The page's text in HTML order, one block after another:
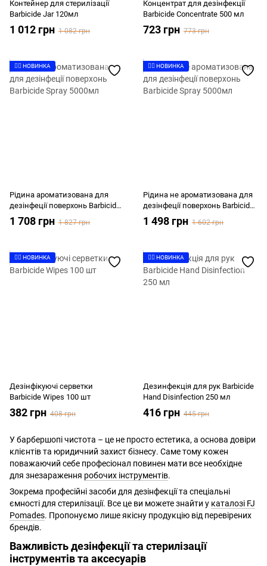
Контейнер для стерилізації
Barbicide Jar 120мл
1 012 грн 1 082 грн
Концентрат для дезінфекції
Barbicide Concentrate 500 мл
723 грн 773 грн
👉🏻 НОВИНКА
Рідина ароматизована для
дезінфеції поверхонь Barbicide
Spray 5000мл
1 708 грн 1 827 грн
👉🏻 НОВИНКА
Рідина не ароматизована для
дезінфеції поверхонь Barbicide
Spray 5000мл
1 498 грн 1 602 грн
👉🏻 НОВИНКА
Дезінфікуючі серветки
Barbicide Wipes 100 шт
382 грн 408 грн
👉🏻 НОВИНКА
Дезинфекція для рук Barbicide
Hand Disinfection 250 мл
416 грн 445 грн
У барбершопі чистота – це не просто естетика, а основа довіри
клієнтів та юридичний захист бізнесу. Саме тому кожен
поважаючий себе професіонал повинен мати все необхідне
для знезараження робочих інструментів.
Зокрема професійні засоби для дезінфекції та спеціальні
ємності для стерилізації. Все це ви можете знайти у каталозі FJ
Pomades. Пропонуємо лише якісну продукцію від перевірених
брендів.
Важливість дезінфекції та стерилізації
інструментів та аксесуарів